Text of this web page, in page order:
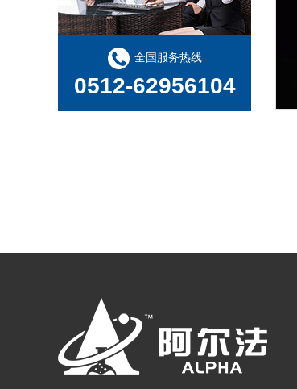
限制性内切酶命名规则是什么？HindⅢ、EcoRI 等酶名的构成逻辑
qPCR 常见问题及解决方法
全国服务热线
0512-62956104